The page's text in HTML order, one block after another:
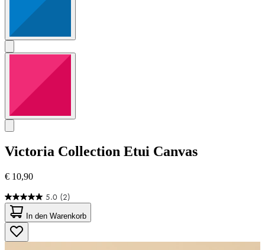
Victoria Collection Etui Canvas
€ 10,90
5.0 (2)
5.0
von
5
Sternen.
2
In den Warenkorb